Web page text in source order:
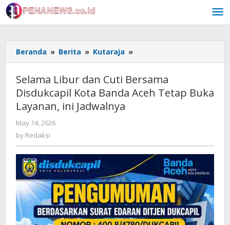
Skip
to
content
Beranda » Berita » Kutaraja »
Libur
Cuti
Bersama
Tetap
Buka
Layanan,
ini
Jadwalnya
Selama Libur dan Cuti Bersama
Disdukcapil Kota Banda Aceh Tetap Buka
Layanan, ini Jadwalnya
May 14, 2026
by Redaksi